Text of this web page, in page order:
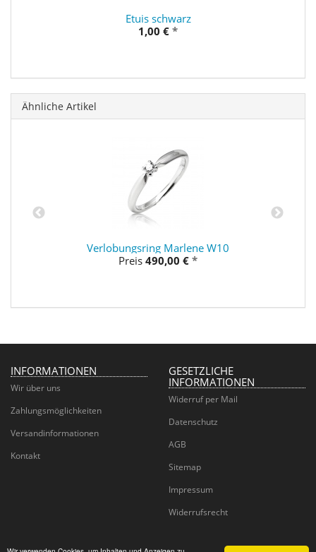
Etuis schwarz
1,00 € *
Ähnliche Artikel
Verlobungsring Marlene W10
Preis 490,00 € *
INFORMATIONEN
Wir über uns
Zahlungsmöglichkeiten
Versandinformationen
Kontakt
GESETZLICHE
INFORMATIONEN
Widerruf per Mail
Datenschutz
AGB
Sitemap
Impressum
Widerrufsrecht